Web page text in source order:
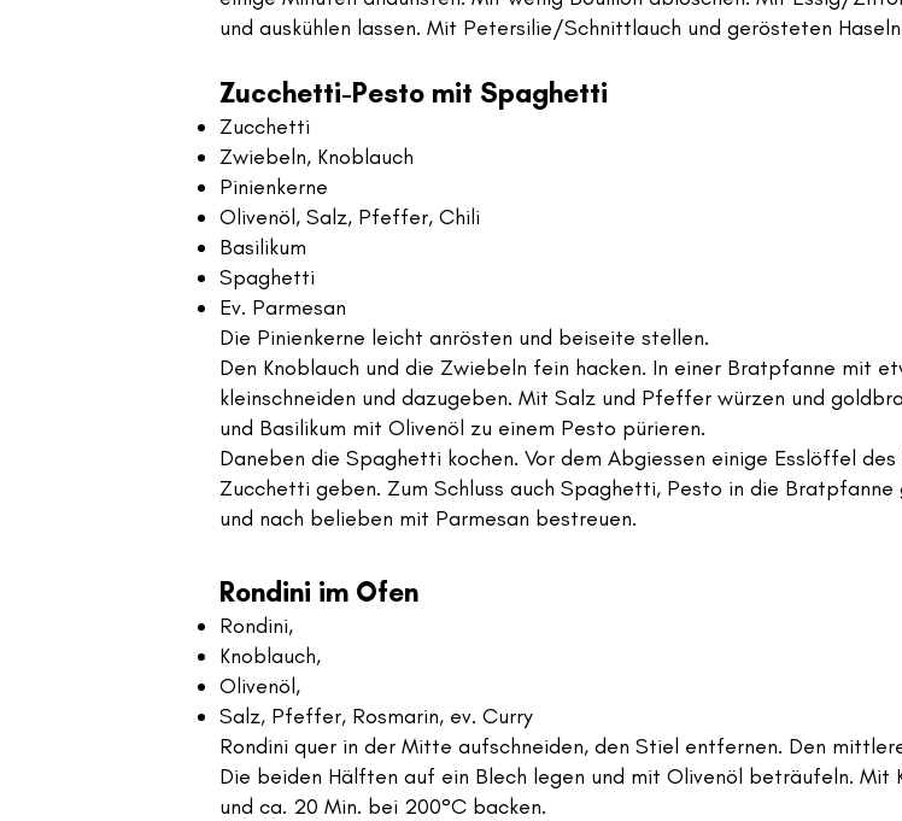
und auskühlen lassen. Mit Petersilie/Schnittlauch und gerösteten
Zucchetti-Pesto mit Spaghetti
Zucchetti
Zwiebeln, Knoblauch
Pinienkerne
Olivenöl, Salz, Pfeffer, Chili
Basilikum
Spaghetti
Ev. Parmesan
Die Pinienkerne leicht anrösten und beiseite stellen.
Den Knoblauch und die Zwiebeln fein hacken. In einer Bratpfanne mit
kleinschneiden und dazugeben. Mit Salz und Pfeffer würzen und
und Basilikum mit Olivenöl zu einem Pesto pürieren.
Daneben die Spaghetti kochen. Vor dem Abgiessen einige Esslöffel
Zucchetti geben. Zum Schluss auch Spaghetti, Pesto in die
und nach belieben mit Parmesan bestreuen.
Rondini im Ofen
Rondini,
Knoblauch,
Olivenöl,
Salz, Pfeffer, Rosmarin, ev. Curry
Rondini quer in der Mitte aufschneiden, den Stiel entfernen. Den
Die beiden Hälften auf ein Blech legen und mit Olivenöl beträufeln. Mit
und ca. 20 Min. bei 200°C backen.